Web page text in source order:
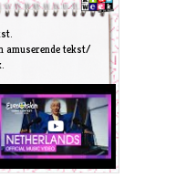
.
amuserende tekst/